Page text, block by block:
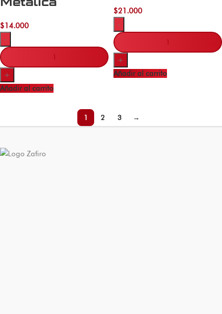
$14.000
-
+
Añadir al carrito
$21.000
-
+
Añadir al carrito
1 2 3 →